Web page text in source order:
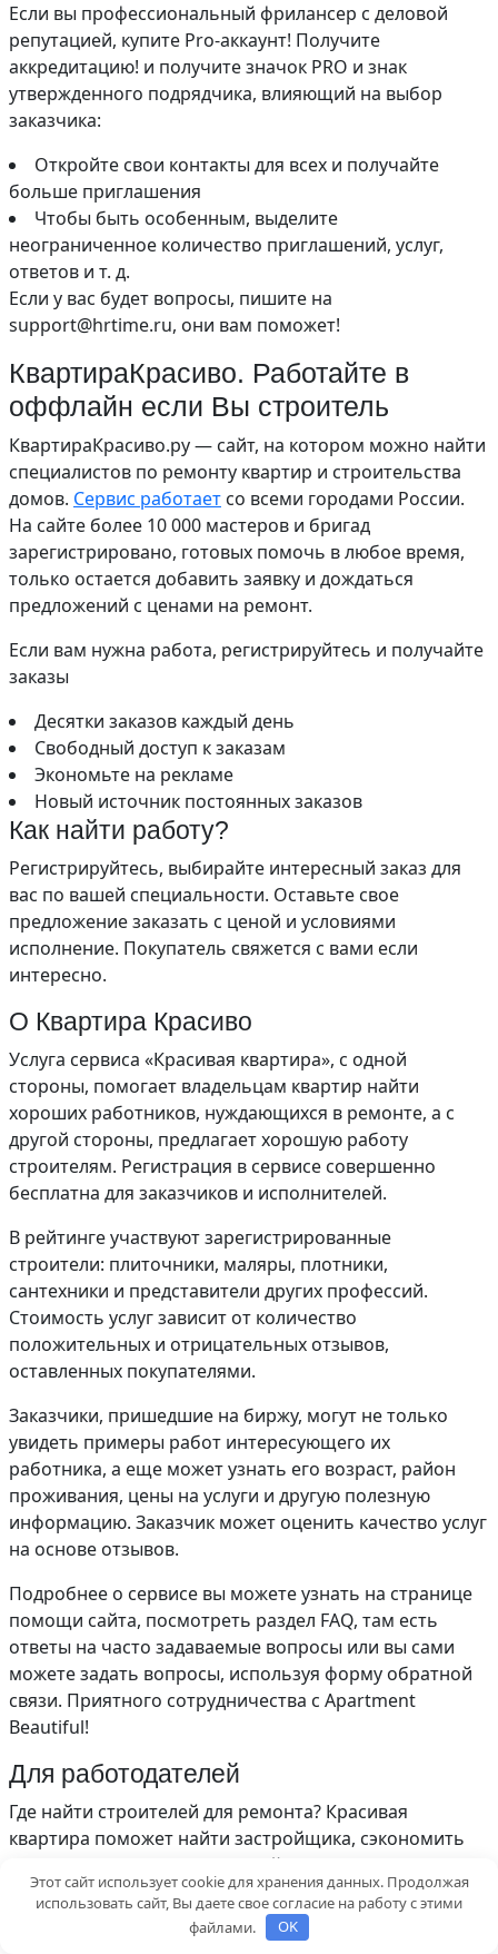
Если вы профессиональный фрилансер с деловой
репутацией, купите Pro-аккаунт! Получите
аккредитацию! и получите значок PRO и знак
утвержденного подрядчика, влияющий на выбор
заказчика:
Откройте свои контакты для всех и получайте
больше приглашения
Чтобы быть особенным, выделите
неограниченное количество приглашений, услуг,
ответов и т. д.
Если у вас будет вопросы, пишите на
support@hrtime.ru, они вам поможет!
КвартираКрасиво. Работайте в
оффлайн если Вы строитель
КвартираКрасиво.ру — сайт, на котором можно найти
специалистов по ремонту квартир и строительства
домов. Сервис работает со всеми городами России.
На сайте более 10 000 мастеров и бригад
зарегистрировано, готовых помочь в любое время,
только остается добавить заявку и дождаться
предложений с ценами на ремонт.
Если вам нужна работа, регистрируйтесь и получайте
заказы
Десятки заказов каждый день
Свободный доступ к заказам
Экономьте на рекламе
Новый источник постоянных заказов
Как найти работу?
Регистрируйтесь, выбирайте интересный заказ для
вас по вашей специальности. Оставьте свое
предложение заказать с ценой и условиями
исполнение. Покупатель свяжется с вами если
интересно.
О Квартира Красиво
Услуга сервиса «Красивая квартира», с одной
стороны, помогает владельцам квартир найти
хороших работников, нуждающихся в ремонте, а с
другой стороны, предлагает хорошую работу
строителям. Регистрация в сервисе совершенно
бесплатна для заказчиков и исполнителей.
В рейтинге участвуют зарегистрированные
строители: плиточники, маляры, плотники,
сантехники и представители других профессий.
Стоимость услуг зависит от количество
положительных и отрицательных отзывов,
оставленных покупателями.
Заказчики, пришедшие на биржу, могут не только
увидеть примеры работ интересующего их
работника, а еще может узнать его возраст, район
проживания, цены на услуги и другую полезную
информацию. Заказчик может оценить качество услуг
на основе отзывов.
Подробнее о сервисе вы можете узнать на странице
помощи сайта, посмотреть раздел FAQ, там есть
ответы на часто задаваемые вопросы или вы сами
можете задать вопросы, используя форму обратной
связи. Приятного сотрудничества с Apartment
Beautiful!
Для работодателей
Где найти строителей для ремонта? Красивая
квартира поможет найти застройщика, сэкономить
время и деньги. Поиск застройщика осуществляется
всего в 4 шага:
1. Разместите заказ бесплатно! Пожалуйста, подробно
Этот сайт использует cookie для хранения данных. Продолжая
использовать сайт, Вы даете свое согласие на работу с этими
файлами.
OK